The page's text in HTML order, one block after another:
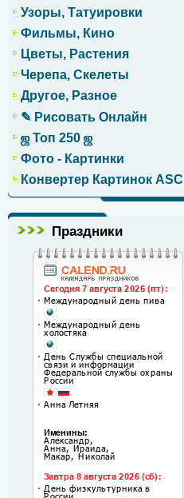
Узоры, Татуировки
Фильмы, Кино
Цветы, Растения
Черепа, Скелеты
Другое, Разное
✎ Рисовать Онлайн
ஜ Топ 250 ஜ
Фото - Картинки
Конвертер Картинок ASCII
Праздники